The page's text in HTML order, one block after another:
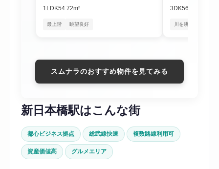
1LDK54.72m²
最上階 眺望良好
3DK56.16m²
川を眺める暮らし
スムナラのおすすめ物件を見てみる
新日本橋駅はこんな街
都心ビジネス拠点 総武線快速 複数路線利用可
資産価値高 グルメエリア